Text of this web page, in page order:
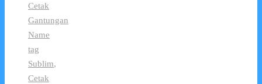
Cetak
Gantungan
Name
tag
Sublim,
Cetak